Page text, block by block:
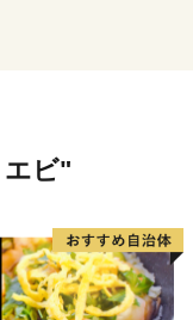
ション型返礼品
エビ"